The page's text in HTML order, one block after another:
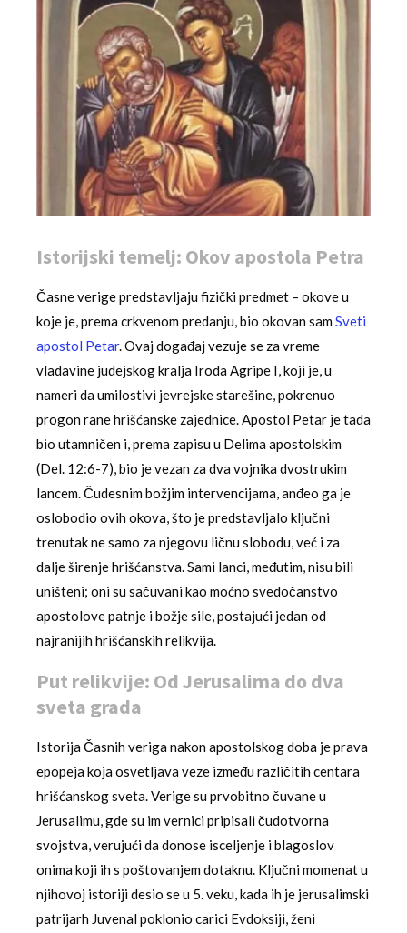
Istorijski temelj: Okov apostola Petra
Časne verige predstavljaju fizički predmet – okove u
koje je, prema crkvenom predanju, bio okovan samSveti
apostol Petar. Ovaj događaj vezuje se za vreme
vladavine judejskog kralja Iroda Agripe I, koji je, u
nameri da umilostivi jevrejske starešine, pokrenuo
progon rane hrišćanske zajednice. Apostol Petar je tada
bio utamničen i, prema zapisu u Delima apostolskim
(Del. 12:6-7), bio je vezan za dva vojnika dvostrukim
lancem. Čudesnim božjim intervencijama, anđeo ga je
oslobodio ovih okova, što je predstavljalo ključni
trenutak ne samo za njegovu ličnu slobodu, već i za
dalje širenje hrišćanstva. Sami lanci, međutim, nisu bili
uništeni; oni su sačuvani kao moćno svedočanstvo
apostolove patnje i božje sile, postajući jedan od
najranijih hrišćanskih relikvija.
Put relikvije: Od Jerusalima do dva
sveta grada
Istorija Časnih veriga nakon apostolskog doba je prava
epopeja koja osvetljava veze između različitih centara
hrišćanskog sveta. Verige su prvobitno čuvane u
Jerusalimu, gde su im vernici pripisali čudotvorna
svojstva, verujući da donose isceljenje i blagoslov
onima koji ih s poštovanjem dotaknu. Ključni momenat u
njihovoj istoriji desio se u 5. veku, kada ih je jerusalimski
patrijarh Juvenal poklonio carici Evdoksiji, ženi